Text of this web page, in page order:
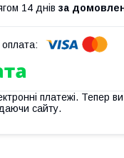
14 днів за
платежі. Тепер
сайту.